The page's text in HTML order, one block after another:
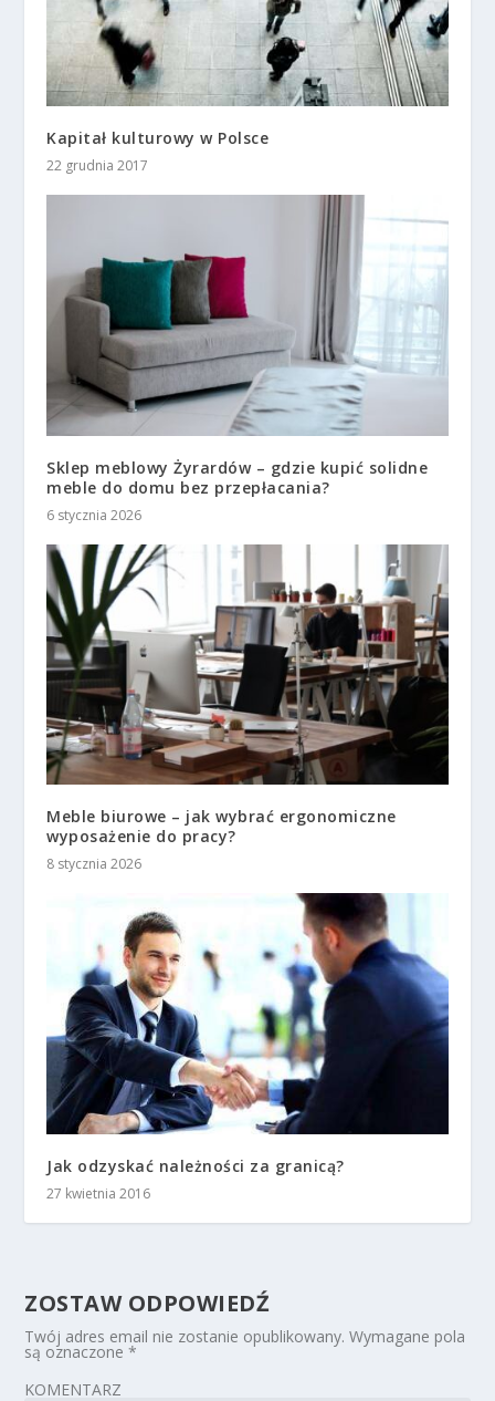
Kapitał kulturowy w Polsce
22 grudnia 2017
Sklep meblowy Żyrardów – gdzie kupić solidne
meble do domu bez przepłacania?
6 stycznia 2026
Meble biurowe – jak wybrać ergonomiczne
wyposażenie do pracy?
8 stycznia 2026
Jak odzyskać należności za granicą?
27 kwietnia 2016
ZOSTAW ODPOWIEDŹ
Twój adres email nie zostanie opublikowany. Wymagane pola
są oznaczone*
KOMENTARZ